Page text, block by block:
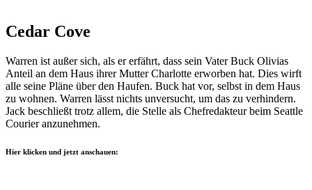
Cedar Cove
Warren ist außer sich, als er erfährt, dass sein Vater Buck Olivias
Anteil an dem Haus ihrer Mutter Charlotte erworben hat. Dies wirft
alle seine Pläne über den Haufen. Buck hat vor, selbst in dem Haus
zu wohnen. Warren lässt nichts unversucht, um das zu verhindern.
Jack beschließt trotz allem, die Stelle als Chefredakteur beim Seattle
Courier anzunehmen.
Hier klicken und jetzt anschauen: